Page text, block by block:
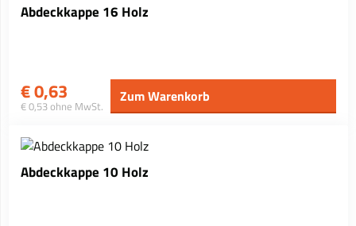
Abdeckkappe 16 Holz
€0,63
€ 0,53 ohne MwSt.
Zum Warenkorb
Abdeckkappe 10 Holz